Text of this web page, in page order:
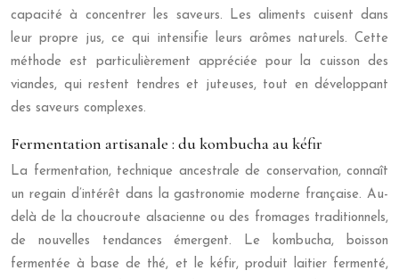
capacité à concentrer les saveurs. Les aliments cuisent dans
leur propre jus, ce qui intensifie leurs arômes naturels. Cette
méthode est particulièrement appréciée pour la cuisson des
viandes, qui restent tendres et juteuses, tout en développant
des saveurs complexes.
Fermentation artisanale : du kombucha au kéfir
La fermentation, technique ancestrale de conservation, connaît
un regain d’intérêt dans la gastronomie moderne française. Au-
delà de la choucroute alsacienne ou des fromages traditionnels,
de nouvelles tendances émergent. Le kombucha, boisson
fermentée à base de thé, et le kéfir, produit laitier fermenté,